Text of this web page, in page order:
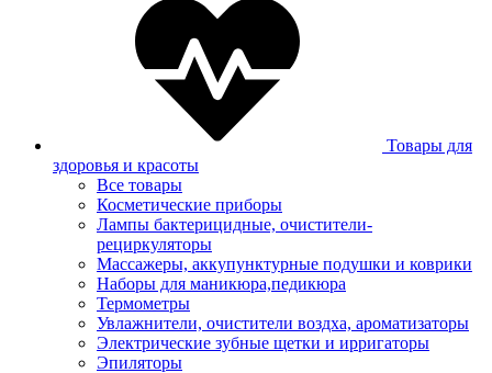
Товары для
здоровья и красоты
Все товары
Косметические приборы
Лампы бактерицидные, очистители-
рециркуляторы
Массажеры, аккупунктурные подушки и коврики
Наборы для маникюра,педикюра
Термометры
Увлажнители, очистители воздха, ароматизаторы
Электрические зубные щетки и ирригаторы
Эпиляторы